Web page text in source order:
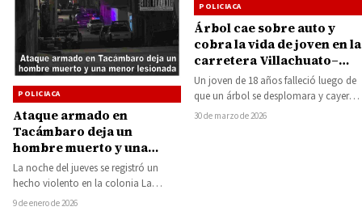
POLICIACA
Ataque armado en
Tacámbaro deja un
hombre muerto y una
menor lesionada
La noche del jueves se registró un
hecho violento en la colonia La
Antorcha, en el municipio de…
9 de enero de 2026
POLICIACA
Árbol cae sobre auto y
cobra la vida de joven en la
carretera Villachuato–
Zacapu
Un joven de 18 años falleció luego de
que un árbol se desplomara y cayera
sobre el vehículo…
30 de marzo de 2026